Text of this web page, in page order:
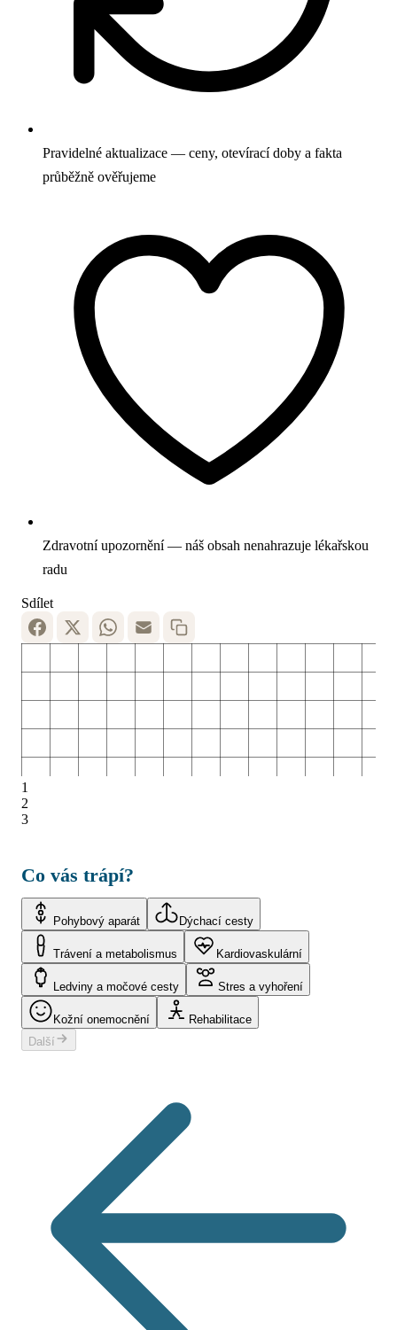
Pravidelné aktualizace — ceny, otevírací doby a fakta
průběžně ověřujeme
Zdravotní upozornění — náš obsah nenahrazuje lékařskou
radu
Sdílet
1
2
3
Co vás trápí?
Pohybový aparát Dýchací cesty
Trávení a metabolismus Kardiovaskulární
Ledviny a močové cesty Stres a vyhoření
Kožní onemocnění
Rehabilitace
Další